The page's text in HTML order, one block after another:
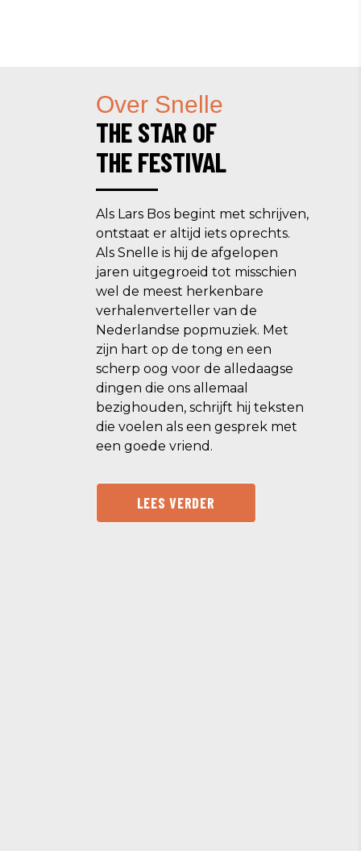
Over Snelle
THE STAR OF
THE FESTIVAL
Als Lars Bos begint met schrijven,
ontstaat er altijd iets oprechts.
Als Snelle is hij de afgelopen
jaren uitgegroeid tot misschien
wel de meest herkenbare
verhalenverteller van de
Nederlandse popmuziek. Met
zijn hart op de tong en een
scherp oog voor de alledaagse
dingen die ons allemaal
bezighouden, schrijft hij teksten
die voelen als een gesprek met
een goede vriend.
LEES VERDER